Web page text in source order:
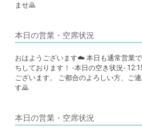
ませ🙇
本日の営業・空席状況
おはようございます☁️ 本日も通常営業
ちしております！ -本日の空き状況-
ございます。 ご都合のよろしい方、ご
す🙇
本日の営業・空席状況